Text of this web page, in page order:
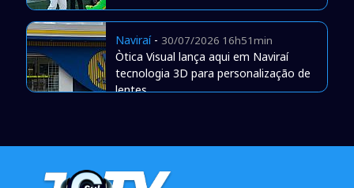
Naviraí- 30/07/2026 16h51min
Òtica Visual lança aqui em Naviraí
tecnologia 3D para personalização de
lentes